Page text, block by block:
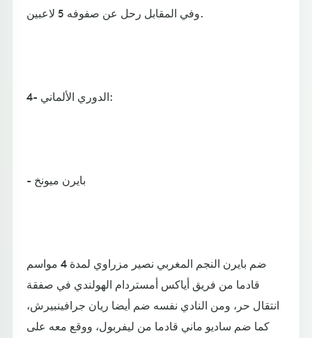
وفي المقابل رحل عن صفوفه 5 لاعبين.
4- الدوري الألماني:
- بايرن ميونخ
ضم بايرن النجم المغربي نصير مزراوي لمدة 4 مواسم
قادما من فريق أياكس أمستردام الهولندي في صفقة
انتقال حر، ومن النادي نفسه ضم أيضا ريان جرافينبيرش،
كما ضم ساديو ماني قادما من ليفربول، ووقع معه على